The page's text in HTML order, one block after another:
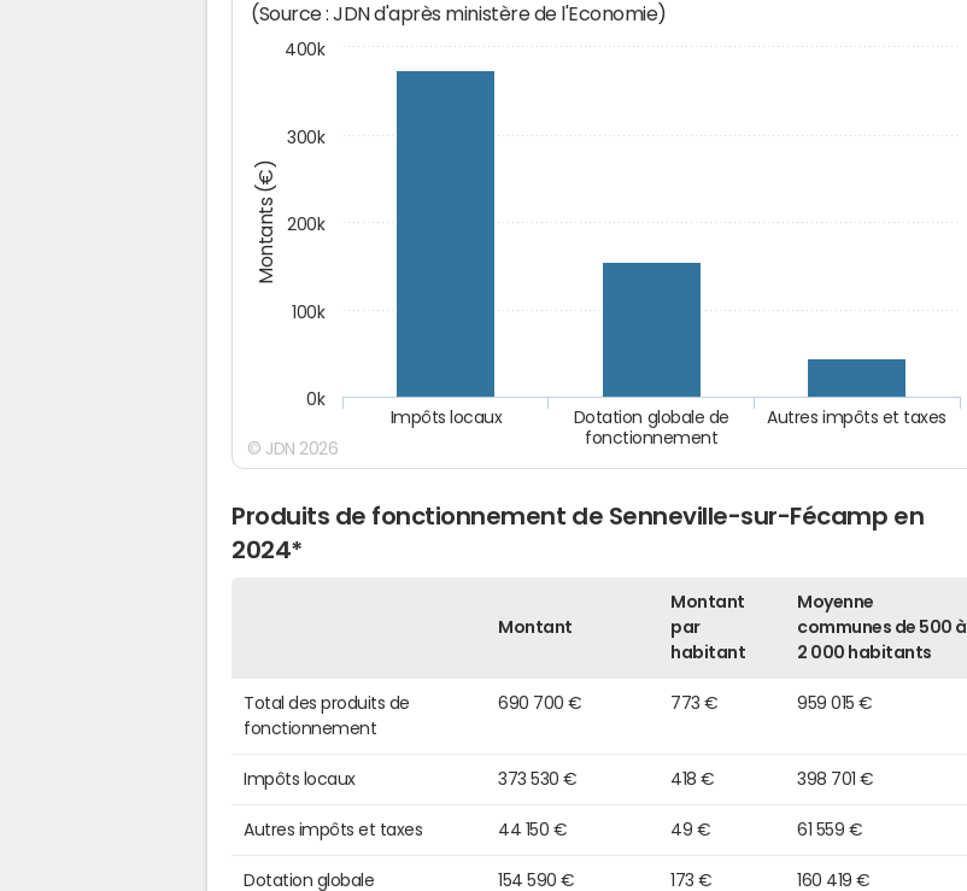
Montants (€)
(Source : JDN d'après ministère de l'Economie)
Autres impôts et taxes
Dotation globale de
fonctionnement
Impôts locaux
0k
100k
200k
300k
400k
© JDN 2026
Produits de fonctionnement de Senneville-sur-Fécamp en
2024*
Montant
Montant
par
habitant
Moyenne
communes de 500 à
2 000 habitants
Total des produits de
fonctionnement
690 700 € 773 € 959 015 €
Impôts locaux 373 530 € 418 € 398 701 €
Autres impôts et taxes 44 150 € 49 € 61 559 €
Dotation globale
154 590 € 173 € 160 419 €